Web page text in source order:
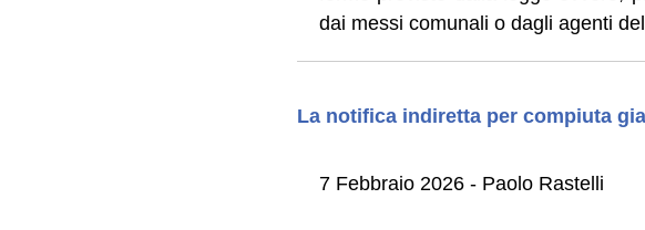
dai messi comunali o dagli agenti
La notifica indiretta per compiuta
7 Febbraio 2026 - Paolo Rastelli